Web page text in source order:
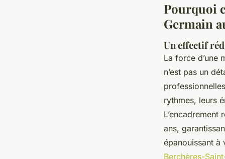
Pourquoi
Germain
Un effectif
La force d’une
n’est pas un
rythmes, leurs
ans,
épanouissant
Berchères-